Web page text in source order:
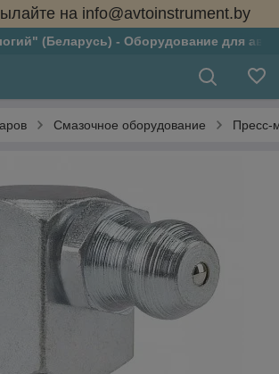
на info@avtoinstrument.by
(Беларусь) - Оборудование для
Смазочное оборудование Пресс-